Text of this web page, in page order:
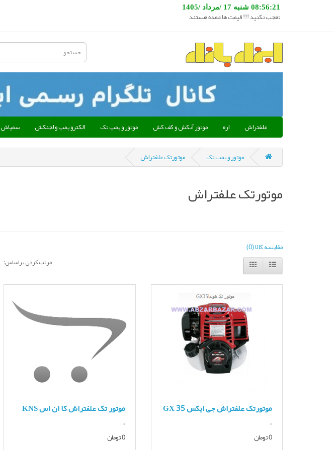
08:56:21 شنبه 17 /مرداد /1405
تعجب نکنید !!! قیمت ها عمده هستند
علفتراش اره موتور آبکش و کف کش موتور و پمپ تک الکترو پمپ و لجنکش سمپاش
موتور و پمپ تک موتورتک علفتراش
موتورتک علفتراش
مقایسه کالا (0)
مرتب کردن براساس:
موتورتک علفتراش جی ایکس GX 35
..
0 تومان
موتور تک علفتراش کا ان اس KNS
..
0 تومان